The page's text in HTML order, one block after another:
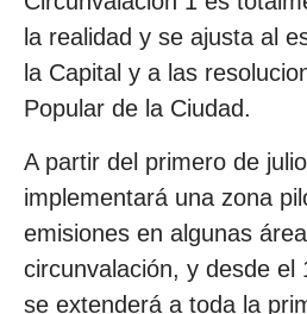
la realidad y se ajusta al
la Capital y a las
Popular de la Ciudad.
A partir del primero de
implementará una zona
emisiones en algunas
circunvalación, y desde el
se extenderá a toda la